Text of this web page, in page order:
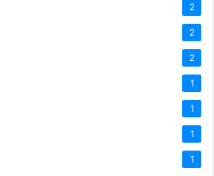
2
2
2
1
1
1
1